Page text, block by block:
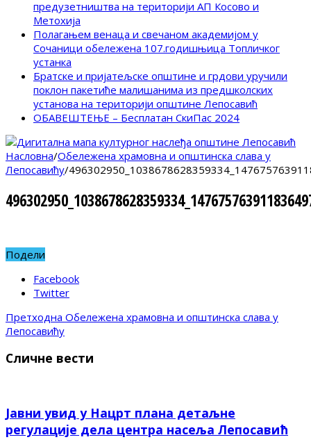
предузетништва на територији АП Косово и
Метохија
Полагањем венаца и свечаном академијом у
Сочаници обележена 107.годишњица Топличког
устанка
Братске и пријатељске општине и грдови уручили
поклон пакетиће малишанима из предшколских
установа на територији општине Лепосавић
ОБАВЕШТЕЊЕ – Бесплатан СкиПас 2024
Насловна/Обележена храмовна и општинска слава у
Лепосавићу/
Подели
Facebook
Twitter
Претходна Обележена храмовна и општинска слава у
Лепосавићу
Сличне вести
Јавни увид у Нацрт плана детаљне
регулације дела центра насеља Лепосавић